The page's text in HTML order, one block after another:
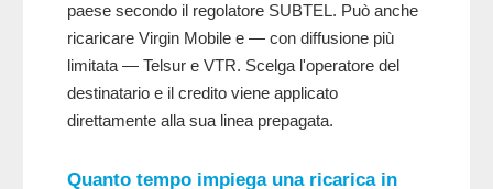
paese secondo il regolatore SUBTEL. Può anche
ricaricare Virgin Mobile e — con diffusione più
limitata — Telsur e VTR. Scelga l'operatore del
destinatario e il credito viene applicato
direttamente alla sua linea prepagata.
Quanto tempo impiega una ricarica in